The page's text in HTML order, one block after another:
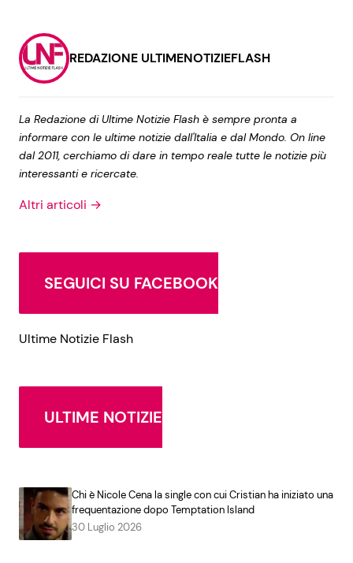
REDAZIONE ULTIMENOTIZIEFLASH
La Redazione di Ultime Notizie Flash è sempre pronta a
informare con le ultime notizie dall'Italia e dal Mondo. On line
dal 2011, cerchiamo di dare in tempo reale tutte le notizie più
interessanti e ricercate.
Altri articoli →
SEGUICI SU FACEBOOK
Ultime Notizie Flash
ULTIME NOTIZIE
Chi è Nicole Cena la single con cui Cristian ha iniziato una
frequentazione dopo Temptation Island
30 Luglio 2026